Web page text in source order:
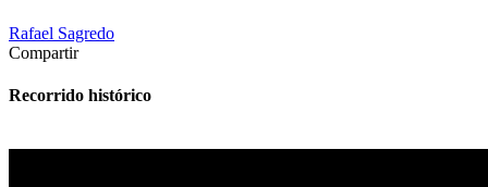
Rafael Sagredo
Compartir
Recorrido histórico